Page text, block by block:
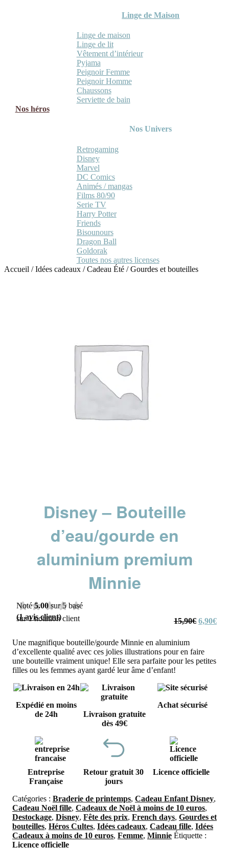
Linge de Maison
Linge de maison
Linge de lit
Vêtement d’intérieur
Pyjama
Peignoir Femme
Peignoir Homme
Chaussons
Serviette de bain
Nos héros
Nos Univers
Retrogaming
Disney
Marvel
DC Comics
Animés / mangas
Films 80/90
Serie TV
Harry Potter
Friends
Bisounours
Dragon Ball
Goldorak
Toutes nos autres licenses
Accueil /Idées cadeaux /Cadeau Été /Gourdes et bouteilles
Disney – Bouteille
d’eau/gourde en
aluminium premium
Minnie
Noté5.00 sur 5 basé
sur1notation client
(1avis client) 15,90€ Le
15,90€.
6,90€Le
Une magnifique bouteille/gourde Minnie en aluminium
d’excellente qualité avec ces jolies illustrations pour en faire
une bouteille vraiment unique! Elle sera parfaite pour les petites
filles ou les femmes ayant gardé leur âme d’enfant!
Expédié en moins
de 24h
Livraison gratuite
dès 49€
Achat sécurisé
Entreprise
Française
Retour gratuit 30
jours
Licence officielle
Catégories : Braderie de printemps, Cadeau Enfant Disney,
Cadeau Noël fille, Cadeaux de Noël à moins de 10 euros,
Destockage, Disney, Fête des prix, French days, Gourdes et
bouteilles, Héros Cultes, Idées cadeaux, Cadeau fille, Idées
Cadeaux à moins de 10 euros, Femme, Minnie Étiquette :
Licence officielle